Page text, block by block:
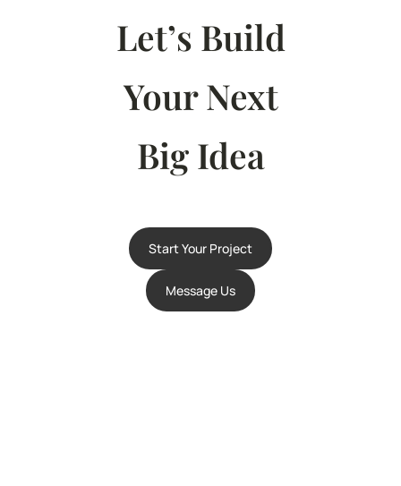
Let’s Build
Your Next
Big Idea
Start Your Project
Message Us